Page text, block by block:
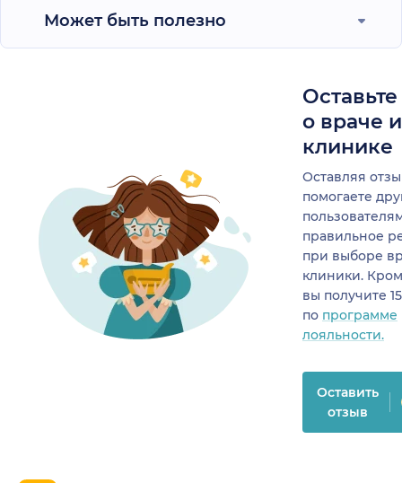
Может быть полезно
о враче
клинике
Оставляя
помогаете
правильное
при выборе
клиники.
вы получите
по программе
лояльности.
Оставить
отзыв